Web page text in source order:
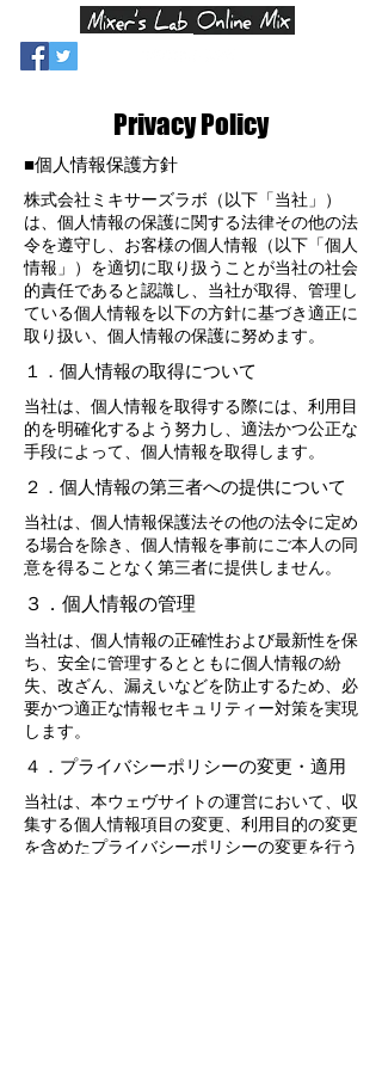
Privacy Policy
■個人情報保護方針
株式会社ミキサーズラボ（以下「当社」）
は、個人情報の保護に関する法律その他の法
令を遵守し、お客様の個人情報（以下「個人
情報」）を適切に取り扱うことが当社の社会
的責任であると認識し、当社が取得、管理し
ている個人情報を以下の方針に基づき適正に
取り扱い、個人情報の保護に努めます。
１．個人情報の取得について
当社は、個人情報を取得する際には、利用目
的を明確化するよう努力し、適法かつ公正な
手段によって、個人情報を取得します。
２．個人情報の第三者への提供について
当社は、個人情報保護法その他の法令に定め
る場合を除き、個人情報を事前にご本人の同
意を得ることなく第三者に提供しません。
３．個人情報の管理
当社は、個人情報の正確性および最新性を保
ち、安全に管理するとともに個人情報の紛
失、改ざん、漏えいなどを防止するため、必
要かつ適正な情報セキュリティー対策を実現
します。
４．プライバシーポリシーの変更・適用
当社は、本ウェヴサイトの運営において、収
集する個人情報項目の変更、利用目的の変更
を含めたプライバシーポリシーの変更を行う